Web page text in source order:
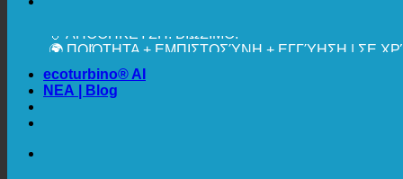
💧 ΑΠΟΘΗΚΕΥΣΗ. ΒΙΩΣΙΜΟ.
🌍 ΠΟΙΌΤΗΤΑ + ΕΜΠΙΣΤΟΣΎΝΗ + ΕΓΓΎΗΣΗ | ΣΕ
ecoturbino® AI
ΝΕΑ | Blog